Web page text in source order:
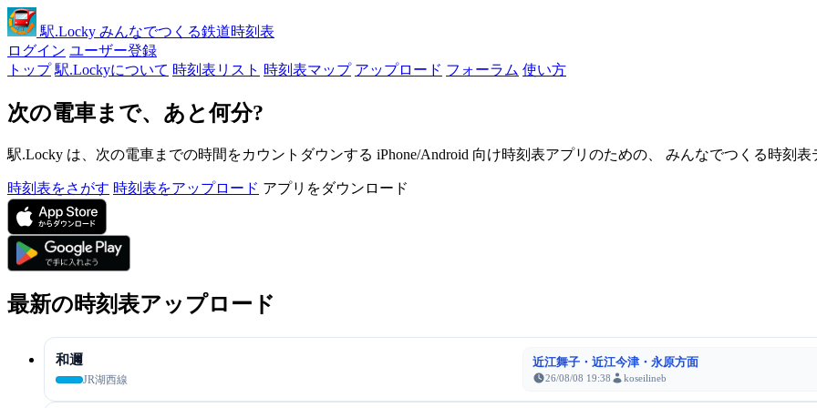
駅.Locky みんなでつくる鉄道時刻表
ログイン ユーザー登録
トップ 駅.Lockyについて 時刻表リスト 時刻表マップ アップロード フォーラム 使い方
次の電車まで、あと何分?
駅.Locky は、次の電車までの時間をカウントダウンする iPhone/Android 向け時刻表アプリのための、 みんなでつくる時刻表
時刻表をさがす 時刻表をアップロード アプリをダウンロード
最新の時刻表アップロード
和邇
JR湖西線
近江舞子・近江今津・永原方面
26/08/08 19:38 koseilineb